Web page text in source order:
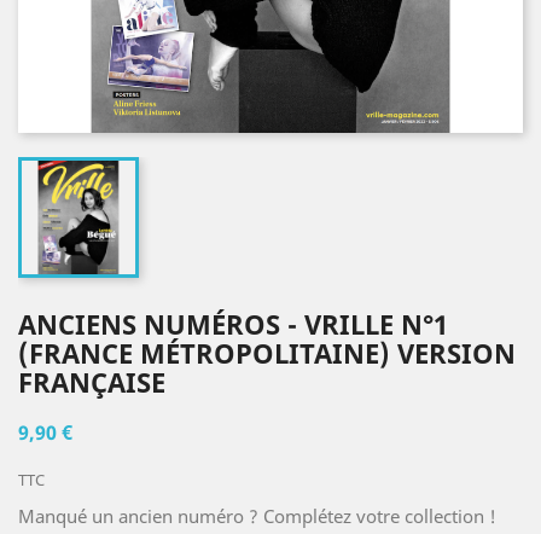
ANCIENS NUMÉROS - VRILLE N°1
(FRANCE MÉTROPOLITAINE) VERSION
FRANÇAISE
9,90 €
TTC
Manqué un ancien numéro ? Complétez votre collection !